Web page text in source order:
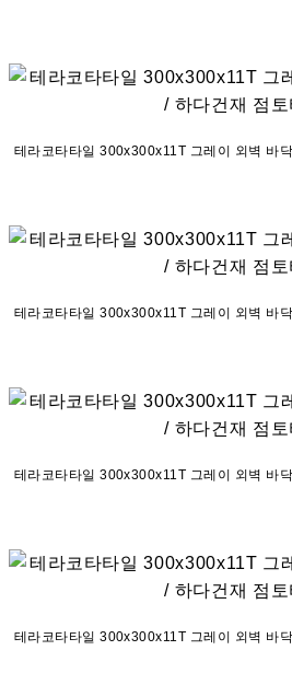
테라코타타일 300x300x11T 그레이 외벽 바
테라코타타일 300x300x11T 그레이 외벽 바
테라코타타일 300x300x11T 그레이 외벽 바
테라코타타일 300x300x11T 그레이 외벽 바